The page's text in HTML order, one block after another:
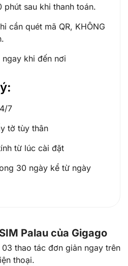
phút sau khi thanh toán.
cần quét mã QR, KHÔNG
khi đến nơi
7
tờ tùy thân
từ lúc cài đặt
30 ngày kể từ ngày
Palau của Gigago
thao tác đơn giản ngay trên
thoại.